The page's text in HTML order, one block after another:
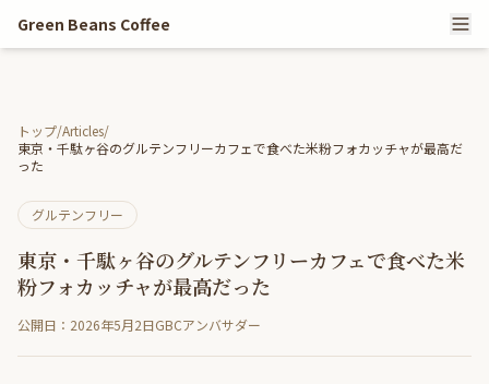
Green Beans Coffee
トップ/Articles/
東京・千駄ヶ谷のグルテンフリーカフェで食べた米粉フォカッチャが最高だ
った
グルテンフリー
東京・千駄ヶ谷のグルテンフリーカフェで食べた米
粉フォカッチャが最高だった
公開日：2026年5月2日GBCアンバサダー